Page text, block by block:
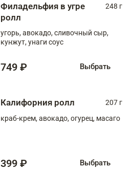
Филадельфия в угре
ролл
248 г
угорь, авокадо, сливочный сыр,
кунжут, унаги соус
749 ₽ Выбрать
Калифорния ролл
207 г
краб-крем, авокадо, огурец, масаго
399 ₽ Выбрать